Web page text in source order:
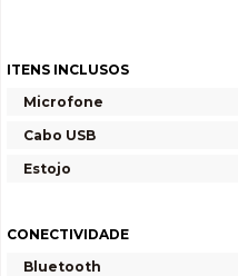
ITENS INCLUSOS
Microfone
Cabo USB
Estojo
CONECTIVIDADE
Bluetooth